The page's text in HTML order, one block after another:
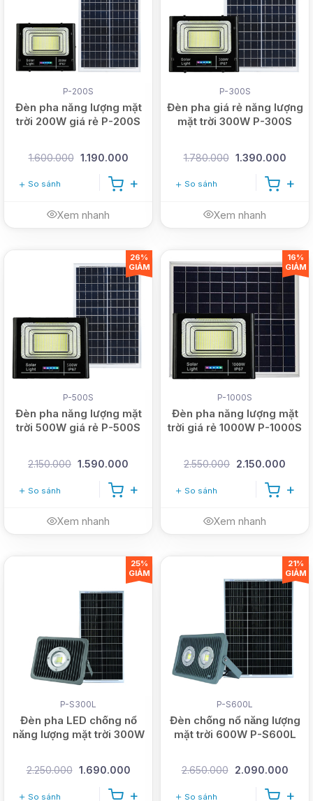
P-200S
Đèn pha năng lượng mặt
trời 200W giá rẻ P-200S
1.600.000 1.190.000
So sánh
Xem nhanh
P-300S
Đèn pha giá rẻ năng lượng
mặt trời 300W P-300S
1.780.000 1.390.000
So sánh
Xem nhanh
P-500S
Đèn pha năng lượng mặt
trời 500W giá rẻ P-500S
2.150.000 1.590.000
So sánh
Xem nhanh
26%
GIẢM
P-1000S
Đèn pha năng lượng mặt
trời giá rẻ 1000W P-1000S
2.550.000 2.150.000
So sánh
Xem nhanh
16%
GIẢM
P-S300L
Đèn pha LED chống nổ
năng lượng mặt trời 300W
2.250.000 1.690.000
So sánh
25%
GIẢM
P-S600L
Đèn chống nổ năng lượng
mặt trời 600W P-S600L
2.650.000 2.090.000
So sánh
21%
GIẢM